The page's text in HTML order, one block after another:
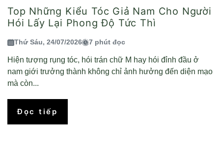
Top Những Kiểu Tóc Giả Nam Cho Người
Hói Lấy Lại Phong Độ Tức Thì
Thứ Sáu, 24/07/2026 7 phút đọc
Hiện tượng rụng tóc, hói trán chữ M hay hói đỉnh đầu ở
nam giới trưởng thành không chỉ ảnh hưởng đến diện mạo
mà còn...
Đọc tiếp